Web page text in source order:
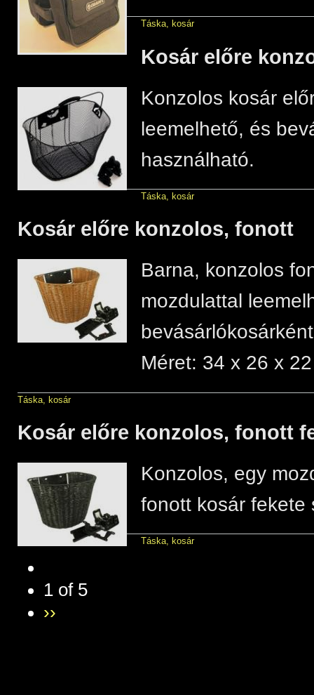
Táska, kosár
Kosár előre
Konzolos kosár
leemelhető, és
használható.
Táska, kosár
Kosár előre konzolos, fonott
Barna, konzolos
mozdulattal
Méret: 34 x 26 x
Táska, kosár
Kosár előre konzolos, fonott
Konzolos, egy
fonott kosár fekete
Táska, kosár
1 of 5
››